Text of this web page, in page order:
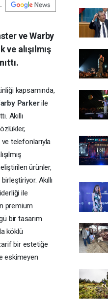
ve Warby
alışılmış
kapsamında,
Parkerile
Akıllı
ve telefonlarıyla
ürünler,
Akıllı
ile
premium
bir tasarım
köklü
bir estetiğe
eskimeyen